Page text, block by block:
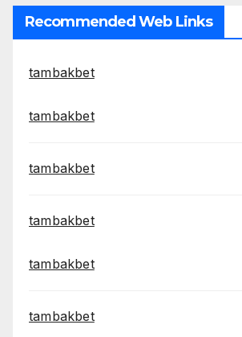
Recommended Web Links
tambakbet
tambakbet
tambakbet
tambakbet
tambakbet
tambakbet